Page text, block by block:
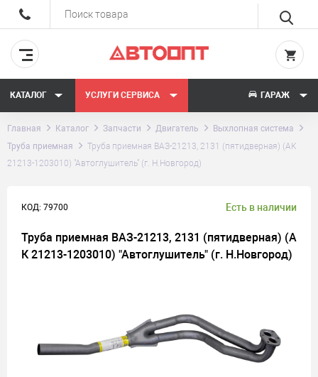
КАТАЛОГ УСЛУГИ СЕРВИСА ГАРАЖ
Главная Каталог Запчасти Двигатель
Выхлопная система
Труба приемная
Труба приемная ВАЗ-21213, 2131 (пятидверная) (АК
21213-1203010) "Автоглушитель" (г. Н.Новгород)
КОД: 79700 Есть в наличии
Труба приемная ВАЗ-21213, 2131 (пятидверная) (А
К 21213-1203010) "Автоглушитель" (г. Н.Новгород)